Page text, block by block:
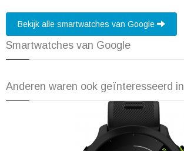
Bekijk alle smartwatches van Google
Smartwatches van Google
Anderen waren ook geïnteresseerd in